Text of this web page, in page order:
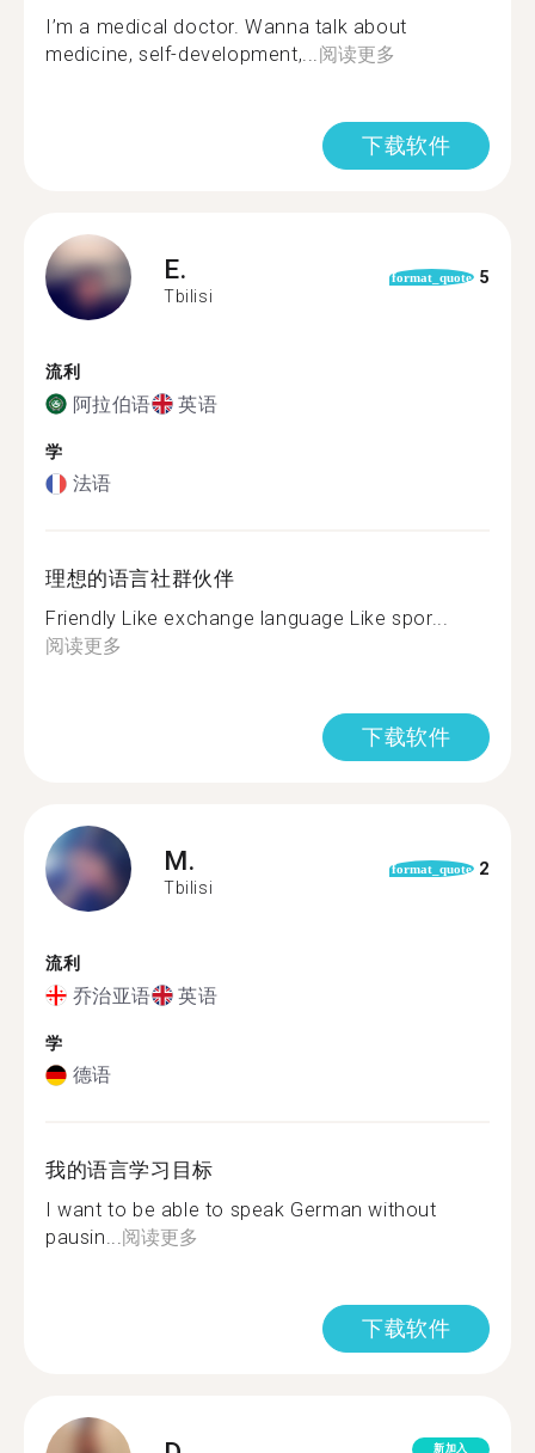
I’m a medical doctor. Wanna talk about
medicine, self-development,...阅读更多
下载软件
E.
Tbilisi
format_quote 5
流利
阿拉伯语 英语
学
法语
理想的语言社群伙伴
Friendly Like exchange language Like spor...
阅读更多
下载软件
M.
Tbilisi
format_quote 2
流利
乔治亚语 英语
学
德语
我的语言学习目标
I want to be able to speak German without
pausin...阅读更多
下载软件
新加入